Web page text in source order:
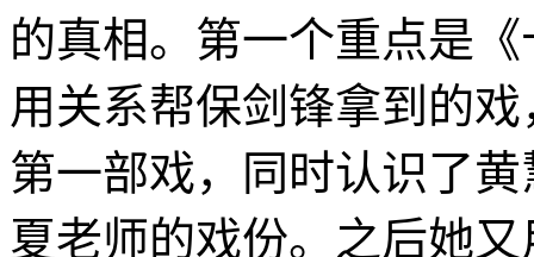
的真相。第一个重点是
用关系帮保剑锋拿到的
第一部戏，同时认识了
夏老师的戏份。之后她